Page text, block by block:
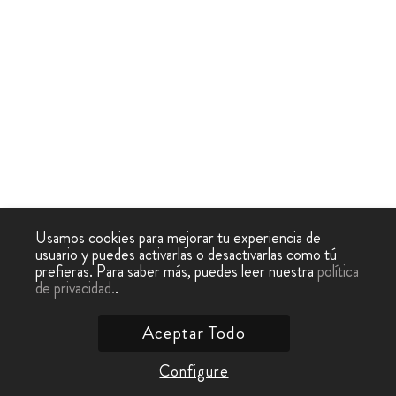
Usamos cookies para mejorar tu experiencia de
usuario y puedes activarlas o desactivarlas como tú
prefieras. Para saber más, puedes leer nuestrapolítica
de privacidad..
Configure
Aceptar Todo